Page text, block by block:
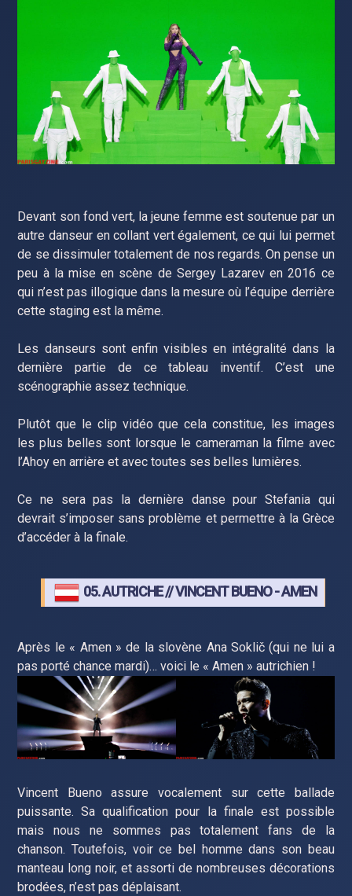
Devant son fond vert, la jeune femme est soutenue par un
autre danseur en collant vert également, ce qui lui permet
de se dissimuler totalement de nos regards. On pense un
peu à la mise en scène de Sergey Lazarev en 2016 ce
qui n’est pas illogique dans la mesure où l’équipe derrière
cette staging est la même.
Les danseurs sont enfin visibles en intégralité dans la
dernière partie de ce tableau inventif. C’est une
scénographie assez technique.
Plutôt que le clip vidéo que cela constitue, les images
les plus belles sont lorsque le cameraman la filme avec
l’Ahoy en arrière et avec toutes ses belles lumières.
Ce ne sera pas la dernière danse pour Stefania qui
devrait s’imposer sans problème et permettre à la Grèce
d’accéder à la finale.
05. AUTRICHE // VINCENT BUENO - AMEN
Après le « Amen » de la slovène Ana Soklič (qui ne lui a
pas porté chance mardi)… voici le « Amen » autrichien !
Vincent Bueno assure vocalement sur cette ballade
puissante. Sa qualification pour la finale est possible
mais nous ne sommes pas totalement fans de la
chanson. Toutefois, voir ce bel homme dans son beau
manteau long noir, et assorti de nombreuses décorations
brodées, n’est pas déplaisant.